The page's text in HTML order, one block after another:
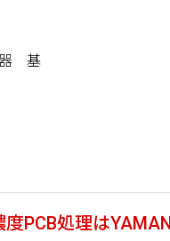
器 基
度PCB処理は